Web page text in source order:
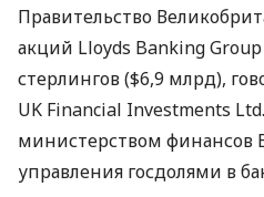
Правительство
акций Lloyds Banking
стерлингов ($6,9 млрд),
UK Financial Investments
министерством финансов
управления госдолями в